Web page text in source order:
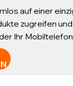
auf einer
zugreifen
Ihr